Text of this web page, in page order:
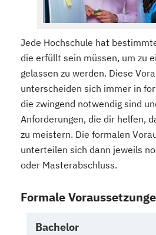
Jede Hochschule hat
die erfüllt sein müssen, um zu
gelassen zu werden. Diese
unterscheiden sich immer in
die zwingend notwendig sind
Anforderungen, die dir helfen,
zu meistern. Die formalen
unterteilen sich dann jeweils
oder Masterabschluss.
Formale
Bachelor